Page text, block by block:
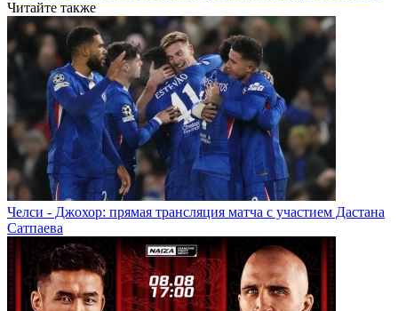
Читайте также
Челси - Джохор: прямая трансляция матча с участием Дастана
Сатпаева